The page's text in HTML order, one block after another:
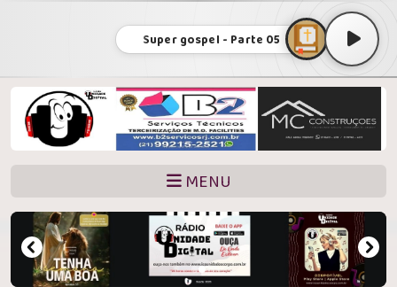
Super gospel - Parte 05
MENU